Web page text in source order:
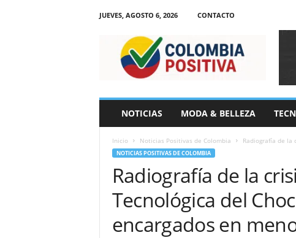
JUEVES, AGOSTO 6, 2026
CONTACTO
NOTICIAS MODA & BELLEZA
Inicio Noticias Positivas de Colombia Radiografía de la
NOTICIAS POSITIVAS DE COLOMBIA
Radiografía de la
Tecnológica del
encargados en